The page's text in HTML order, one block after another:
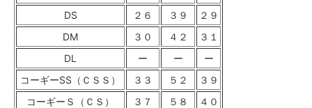
DS
２６ ３９
２９
DM
３０ ４２
３１
DL
ー ー
ー
コーギーSS（ＣＳＳ）
３３ ５２
３９
コーギーＳ（ＣＳ）
３７ ５８
４０